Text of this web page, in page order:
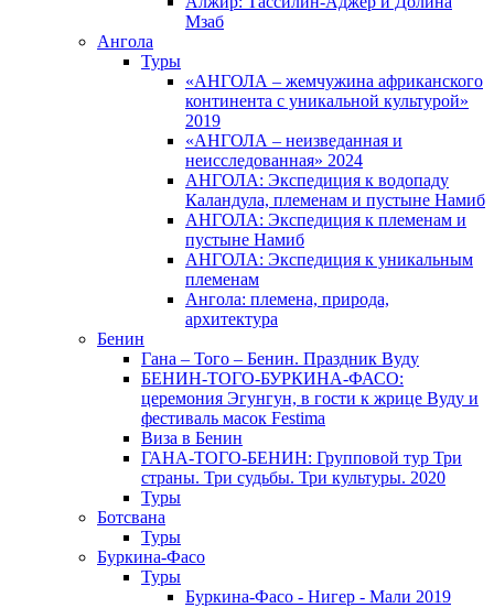
Мзаб
Ангола
Туры
«АНГОЛА – жемчужина африканского
континента с уникальной культурой»
2019
«АНГОЛА – неизведанная и
неисследованная» 2024
АНГОЛА: Экспедиция к водопаду
Каландула, племенам и пустыне Намиб
АНГОЛА: Экспедиция к племенам и
пустыне Намиб
АНГОЛА: Экспедиция к уникальным
племенам
Ангола: племена, природа,
архитектура
Бенин
Гана – Того – Бенин. Праздник Вуду
БЕНИН-ТОГО-БУРКИНА-ФАСО:
церемония Эгунгун, в гости к жрице Вуду и
фестиваль масок Festima
Виза в Бенин
ГАНА-ТОГО-БЕНИН: Групповой тур Три
страны. Три судьбы. Три культуры. 2020
Туры
Ботсвана
Туры
Буркина-Фасо
Туры
Буркина-Фасо - Нигер - Мали 2019